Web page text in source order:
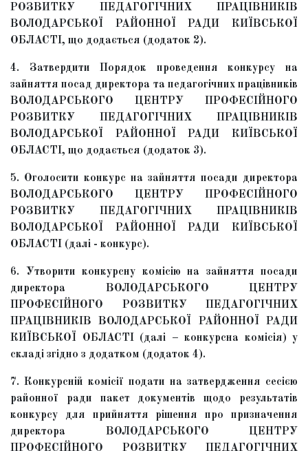
РОЗВИТКУ ПЕДАГОГІЧНИХ ПРАЦІВНИКІВ
ВОЛОДАРСЬКОЇ РАЙОННОЇ РАДИ КИЇВСЬКОЇ
ОБЛАСТІ, що додається (додаток 2).
4. Затвердити Порядок проведення конкурсу на
зайняття посад директора та педагогічних працівників
ВОЛОДАРСЬКОГО ЦЕНТРУ ПРОФЕСІЙНОГО
РОЗВИТКУ ПЕДАГОГІЧНИХ ПРАЦІВНИКІВ
ВОЛОДАРСЬКОЇ РАЙОННОЇ РАДИ КИЇВСЬКОЇ
ОБЛАСТІ, що додається (додаток 3).
5. Оголосити конкурс на зайняття посади директора
ВОЛОДАРСЬКОГО ЦЕНТРУ ПРОФЕСІЙНОГО
РОЗВИТКУ ПЕДАГОГІЧНИХ ПРАЦІВНИКІВ
ВОЛОДАРСЬКОЇ РАЙОННОЇ РАДИ КИЇВСЬКОЇ
ОБЛАСТІ (далі - конкурс).
6. Утворити конкурсну комісію на зайняття посади
директора ВОЛОДАРСЬКОГО ЦЕНТРУ
ПРОФЕСІЙНОГО РОЗВИТКУ ПЕДАГОГІЧНИХ
ПРАЦІВНИКІВ ВОЛОДАРСЬКОЇ РАЙОННОЇ РАДИ
КИЇВСЬКОЇ ОБЛАСТІ (далі – конкурсна комісія) у
складі згідно з додатком (додаток 4).
7. Конкурсній комісії подати на затвердження сесією
районної ради пакет документів щодо результатів
конкурсу для прийняття рішення про призначення
директора ВОЛОДАРСЬКОГО ЦЕНТРУ
ПРОФЕСІЙНОГО РОЗВИТКУ ПЕДАГОГІЧНИХ